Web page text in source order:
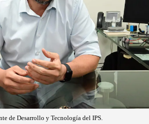
de Desarrollo y Tecnología del IPS.